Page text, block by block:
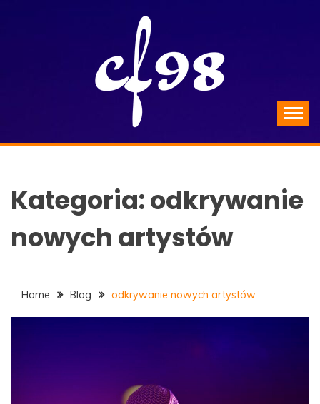
CF98.PL
Kategoria:odkrywanie
nowych artystów
Home Blog odkrywanie nowych artystów